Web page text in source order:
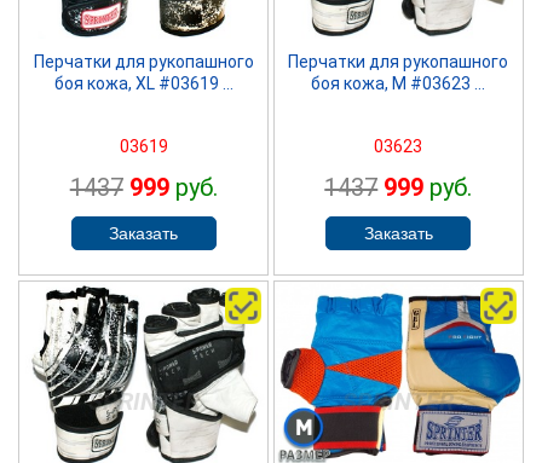
Перчатки для рукопашного
боя кожа, ХL #03619 ...
03619
1437 999руб.
Перчатки для рукопашного
боя кожа, М #03623 ...
03623
1437 999 руб.
SPRINTER SPRINTER